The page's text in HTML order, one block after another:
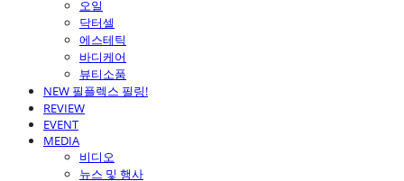
오일
닥터셀
에스테틱
바디케어
뷰티소품
NEW 필플렉스 필링!
REVIEW
EVENT
MEDIA
비디오
뉴스 및 행사